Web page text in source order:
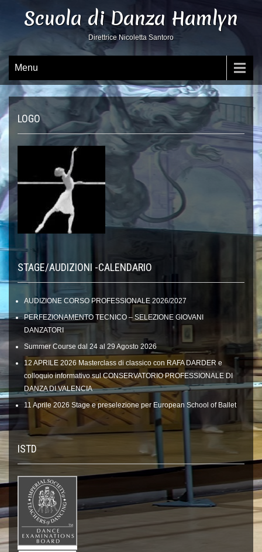
Scuola di Danza Hamlyn
Direttrice Nicoletta Santoro
Menu
LOGO
STAGE/AUDIZIONI -CALENDARIO
AUDIZIONE CORSO PROFESSIONALE 2026/2027
PERFEZIONAMENTO TECNICO – SELEZIONE GIOVANI
DANZATORI
Summer Course dal 24 al 29 Agosto 2026
12 APRILE 2026 Masterclass di classico con RAFA DARDER e
colloquio informativo sul CONSERVATORIO PROFESSIONALE DI
DANZA DI VALENCIA
11 Aprile 2026 Stage e preselezione per European School of Ballet
ISTD